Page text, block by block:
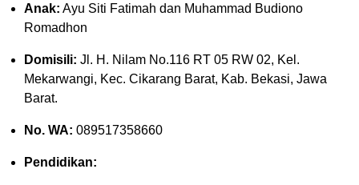
Anak: Ayu Siti Fatimah dan Muhammad Budiono
Romadhon
Domisili: Jl. H. Nilam No.116 RT 05 RW 02, Kel.
Mekarwangi, Kec. Cikarang Barat, Kab. Bekasi, Jawa
Barat.
No. WA: 089517358660
Pendidikan: